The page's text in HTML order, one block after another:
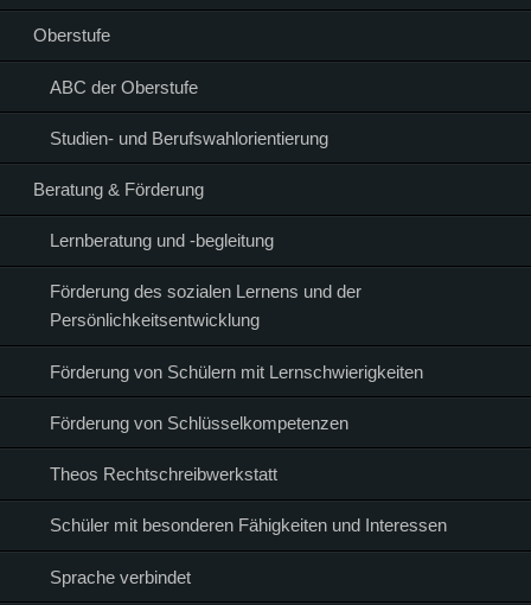
Oberstufe
ABC der Oberstufe
Studien- und Berufswahlorientierung
Beratung & Förderung
Lernberatung und -begleitung
Förderung des sozialen Lernens und der
Persönlichkeitsentwicklung
Förderung von Schülern mit Lernschwierigkeiten
Förderung von Schlüsselkompetenzen
Theos Rechtschreibwerkstatt
Schüler mit besonderen Fähigkeiten und Interessen
Sprache verbindet